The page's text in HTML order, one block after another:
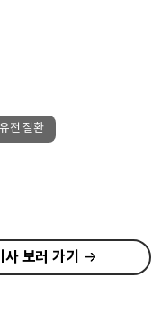
전 질환
보러 가기